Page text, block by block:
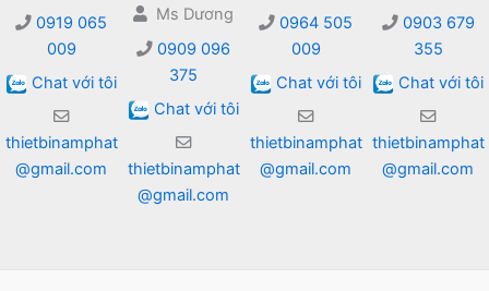
0919 065
009
Chat với tôi
thietbinamphat
@gmail.com
Ms Dương
0909 096
375
Chat với tôi
thietbinamphat
@gmail.com
0964 505
009
Chat với tôi
thietbinamphat
@gmail.com
0903 679
355
Chat với tôi
thietbinamphat
@gmail.com